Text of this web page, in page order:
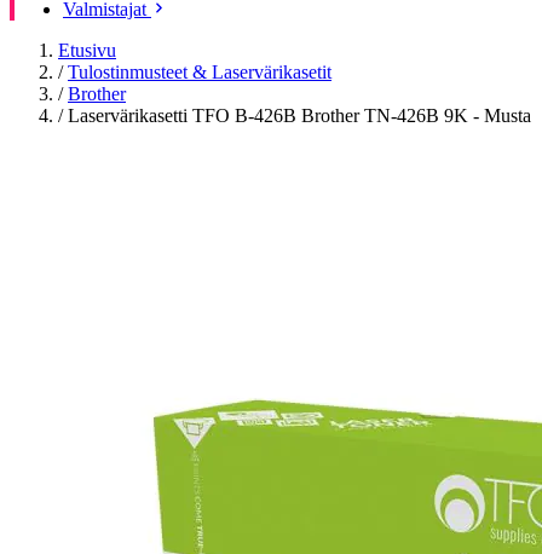
Valmistajat
Etusivu
/ Tulostinmusteet & Laservärikasetit
/ Brother
/ Laservärikasetti TFO B-426B Brother TN-426B 9K - Musta